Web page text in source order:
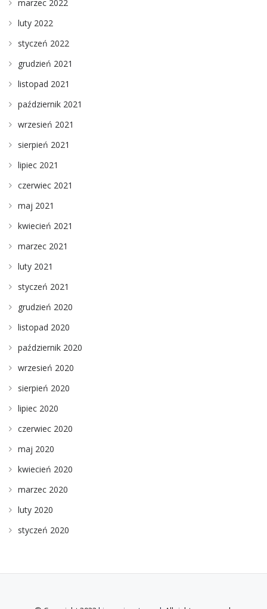
marzec 2022
luty 2022
styczeń 2022
grudzień 2021
listopad 2021
październik 2021
wrzesień 2021
sierpień 2021
lipiec 2021
czerwiec 2021
maj 2021
kwiecień 2021
marzec 2021
luty 2021
styczeń 2021
grudzień 2020
listopad 2020
październik 2020
wrzesień 2020
sierpień 2020
lipiec 2020
czerwiec 2020
maj 2020
kwiecień 2020
marzec 2020
luty 2020
styczeń 2020